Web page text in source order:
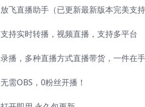
放飞直播助手（已更新最新版本完美支
支持实时转播，视频直播，支持多平台
录播，多种直播方式直播带货，一件在
无需OBS，0粉丝开播！